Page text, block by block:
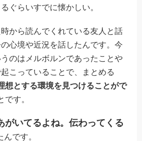
ぐらいすでに懐かしい。
から読んでくれている友人と話
心境や近況を話したんです。今
のはメルボルンであったことや
こっていることで、まとめる
想とする環境を見つけることがで
です。
がいてるよね。伝わってくる
です。